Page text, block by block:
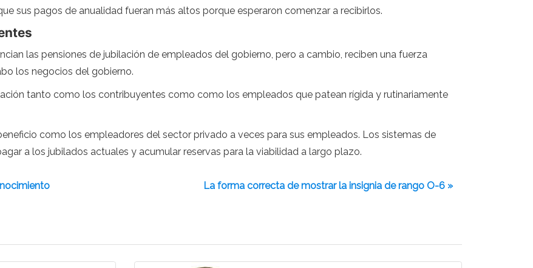
sus pagos de anualidad fueran más altos porque esperaron comenzar a recibirlos.
las pensiones de jubilación de empleados del gobierno, pero a cambio, reciben una fuerza
los negocios del gobierno.
tanto como los contribuyentes como como los empleados que patean rígida y rutinariamente
como los empleadores del sector privado a veces para sus empleados. Los sistemas de
a los jubilados actuales y acumular reservas para la viabilidad a largo plazo.
La forma correcta de mostrar la insignia de rango O-6 »